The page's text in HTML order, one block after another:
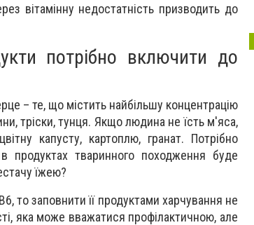
вітамінну недостатність призводить до
потрібно включити до
– те, що містить найбільшу концентрацію
тріски, тунця. Якщо людина не їсть м'яса,
капусту, картоплю, гранат. Потрібно
продуктах тваринного походження буде
їжею?
то заповнити її продуктами харчування не
яка може вважатися профілактичною, але